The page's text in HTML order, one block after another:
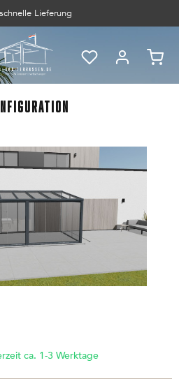
schnelle Lieferung
ca. 1-3 Werktage